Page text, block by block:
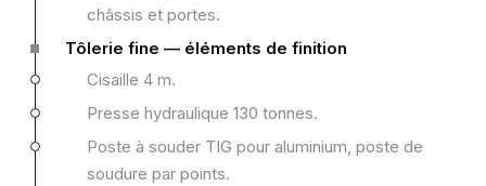
châssis et portes.
Tôlerie fine — éléments de finition
Cisaille 4 m.
Presse hydraulique 130 tonnes.
Poste à souder TIG pour aluminium, poste de
soudure par points.